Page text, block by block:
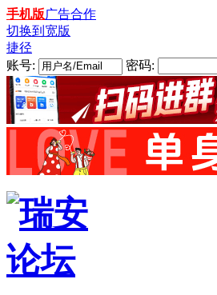
手机版广告合作
切换到宽版
捷径
账号:
密码: